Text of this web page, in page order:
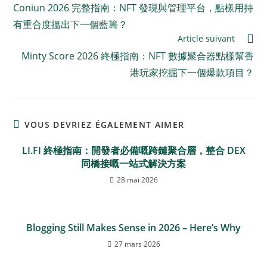
Coniun 2026 完整指南：NFT 發現與管理平台，點樣用持
有重合度搵出下一個藍籌？
Article suivant
Minty Score 2026 終極指南：NFT 數據聚合器點樣幫香
港玩家挖掘下一個爆款項目？
VOUS DEVRIEZ ÉGALEMENT AIMER
LI.FI 終極指南：開發者必備嘅跨鏈聚合層，整合 DEX
同橋接嘅一站式解決方案
28 mai 2026
Blogging Still Makes Sense in 2026 – Here’s Why
27 mars 2026